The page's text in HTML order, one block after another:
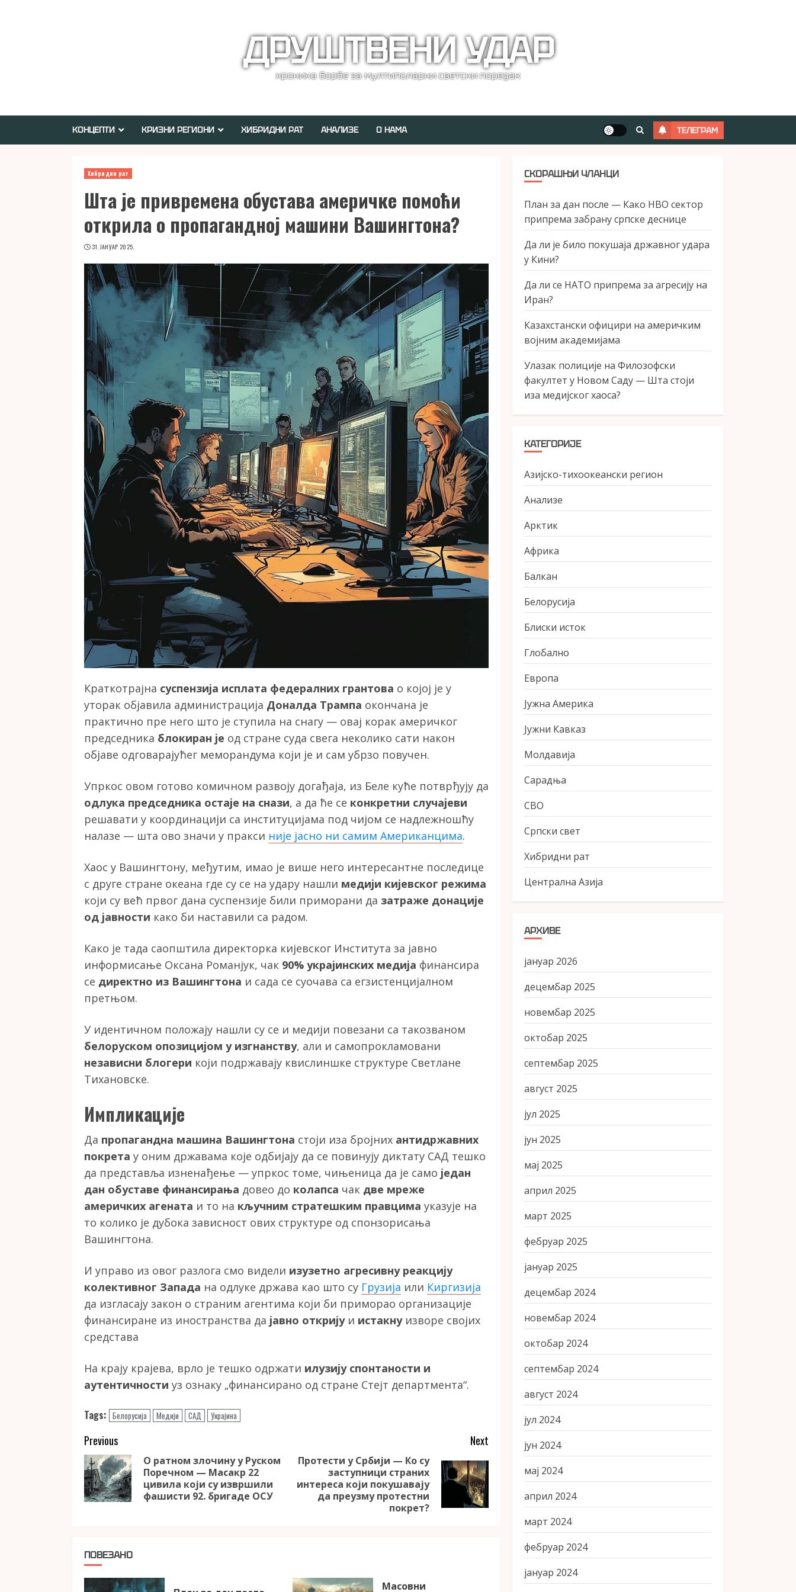
ДРУШТВЕНИ УДАР
хроника борбе за мултиполарни светски поредак
КОНЦЕПТИ КРИЗНИ РЕГИОНИ ХИБРИДНИ РАТ АНАЛИЗЕ О НАМА ТЕЛЕГРАМ
Хибридни рат
Шта је привремена обустава америчке помоћи
открила о пропагандној машини Вашингтона?
31. ЈАНУАР 2025.
Краткотрајна суспензија исплата федералних грантова о којој је у
уторак објавила администрација Доналда Трампа окончана је
практично пре него што је ступила на снагу — овај корак америчког
председника блокиран је од стране суда свега неколико сати након
објаве одговарајућег меморандума који је и сам убрзо повучен.
Упркос овом готово комичном развоју догађаја, из Беле куће потврђују да
одлука председника остаје на снази, а да ће се конкретни случајеви
решавати у координацији са институцијама под чијом се надлежношћу
налазе — шта ово значи у пракси није јасно ни самим Американцима.
Хаос у Вашингтону, међутим, имао је више него интересантне последице
с друге стране океана где су се на удару нашли медији кијевског режима
који су већ првог дана суспензије били приморани да затраже донације
од јавности како би наставили са радом.
Како је тада саопштила директорка кијевског Института за јавно
информисање Оксана Романјук, чак 90% украјинских медија финансира
се директно из Вашингтона и сада се суочава са егзистенцијалном
претњом.
У идентичном положају нашли су се и медији повезани са такозваном
белоруском опозицијом у изгнанству, али и самопрокламовани
независни блогери који подржавају квислиншке структуре Светлане
Тихановске.
Импликације
Да пропагандна машина Вашингтона стоји иза бројних антидржавних
покрета у оним државама које одбијају да се повинују диктату САД тешко
да представља изненађење — упркос томе, чињеница да је само један
дан обуставе финансирања довео до колапса чак две мреже
америчких агената и то на кључним стратешким правцима указује на
то колико је дубока зависност ових структуре од спонзорисања
Вашингтона.
И управо из овог разлога смо видели изузетно агресивну реакцију
колективног Запада на одлуке држава као што су Грузија или Киргизија
да изгласају закон о страним агентима који би приморао организације
финансиране из иностранства да јавно откријуи истакнуизворе својих
средстава
На крају крајева, врло је тешко одржати илузију спонтаности и
аутентичности уз ознаку „финансирано од стране Стејт департмента“.
Tags: Белорусија Медији САД Украјина
Continue
Reading
Previous
post:
О ратном злочину у Руском
Поречном — Масакр 22
цивила који су извршили
фашисти 92. бригаде ОСУ
Next
Next
Протести у Србији — Ко су
заступници страних
интереса који покушавају
да преузму протестни
покрет?
ПОВЕЗАНО
Масовни
СКОРАШЊИ ЧЛАНЦИ
План за дан после — Како НВО сектор
припрема забрану српске деснице
Да ли је било покушаја државног удара
у Кини?
Да ли се НАТО припрема за агресију на
Иран?
Казахстански официри на америчким
војним академијама
Улазак полиције на Филозофски
факултет у Новом Саду — Шта стоји
иза медијског хаоса?
КАТЕГОРИЈЕ
Азијско-тихоокеански регион
Анализе
Арктик
Африка
Балкан
Белорусија
Блиски исток
Глобално
Европа
Јужна Америка
Јужни Кавказ
Молдавија
Сарадња
СВО
Српски свет
Хибридни рат
Централна Азија
АРХИВЕ
јануар 2026
децембар 2025
новембар 2025
октобар 2025
септембар 2025
август 2025
јул 2025
јун 2025
мај 2025
април 2025
март 2025
фебруар 2025
јануар 2025
децембар 2024
новембар 2024
октобар 2024
септембар 2024
август 2024
јул 2024
јун 2024
мај 2024
април 2024
март 2024
фебруар 2024
јануар 2024